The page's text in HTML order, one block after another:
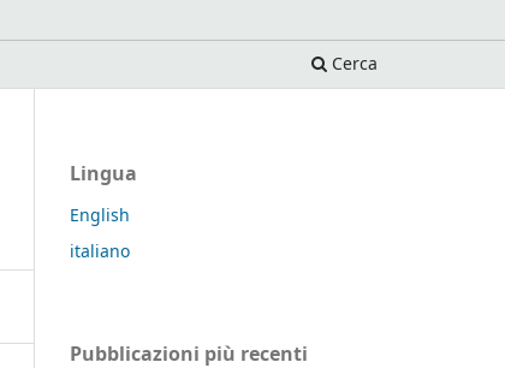
Cerca
Lingua
English
italiano
Pubblicazioni più recenti